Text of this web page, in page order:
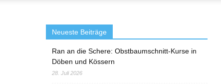
Neueste Beiträge
Ran an die Schere: Obstbaumschnitt-Kurse in
Döben und Kössern
28. Juli 2026